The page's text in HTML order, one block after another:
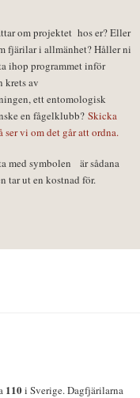
om projektet hos er? Eller
fjärilar i allmänhet? Håller ni
ihop programmet inför
krets av
ett entomologisk
en fågelklubb? Skicka
ser vi om det går att ordna.
med symbolen
är sådana
tar ut en kostnad för.
110i Sverige. Dagfjärilarna